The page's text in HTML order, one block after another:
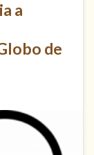
a
de